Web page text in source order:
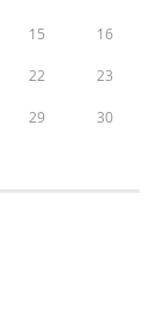
15 16
22 23
29 30